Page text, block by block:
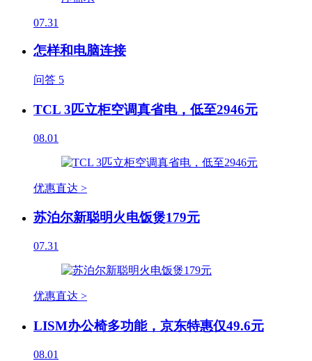
07.31
怎样和电脑连接
问答 5
TCL 3匹立柜空调真省电，低至2946元
08.01
优惠直达 >
苏泊尔新聪明火电饭煲179元
07.31
优惠直达 >
LISM办公椅多功能，京东特惠仅49.6元
08.01